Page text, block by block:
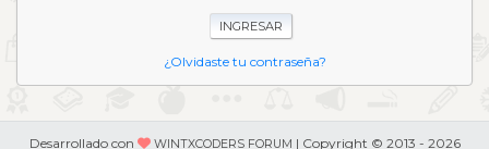
¿Olvidaste tu contraseña?
Desarrollado con WINTXCODERS FORUM | Copyright © 2013 - 2026